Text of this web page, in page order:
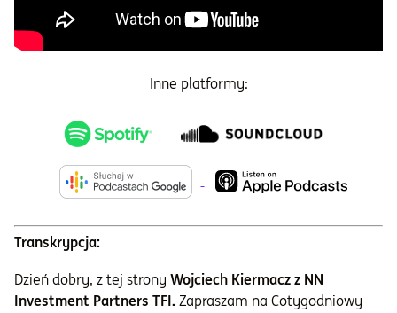
Inne platformy:
Transkrypcja:
Dzień dobry, z tej strony Wojciech Kiermacz z NN
Investment Partners TFI. Zapraszam na Cotygodniowy